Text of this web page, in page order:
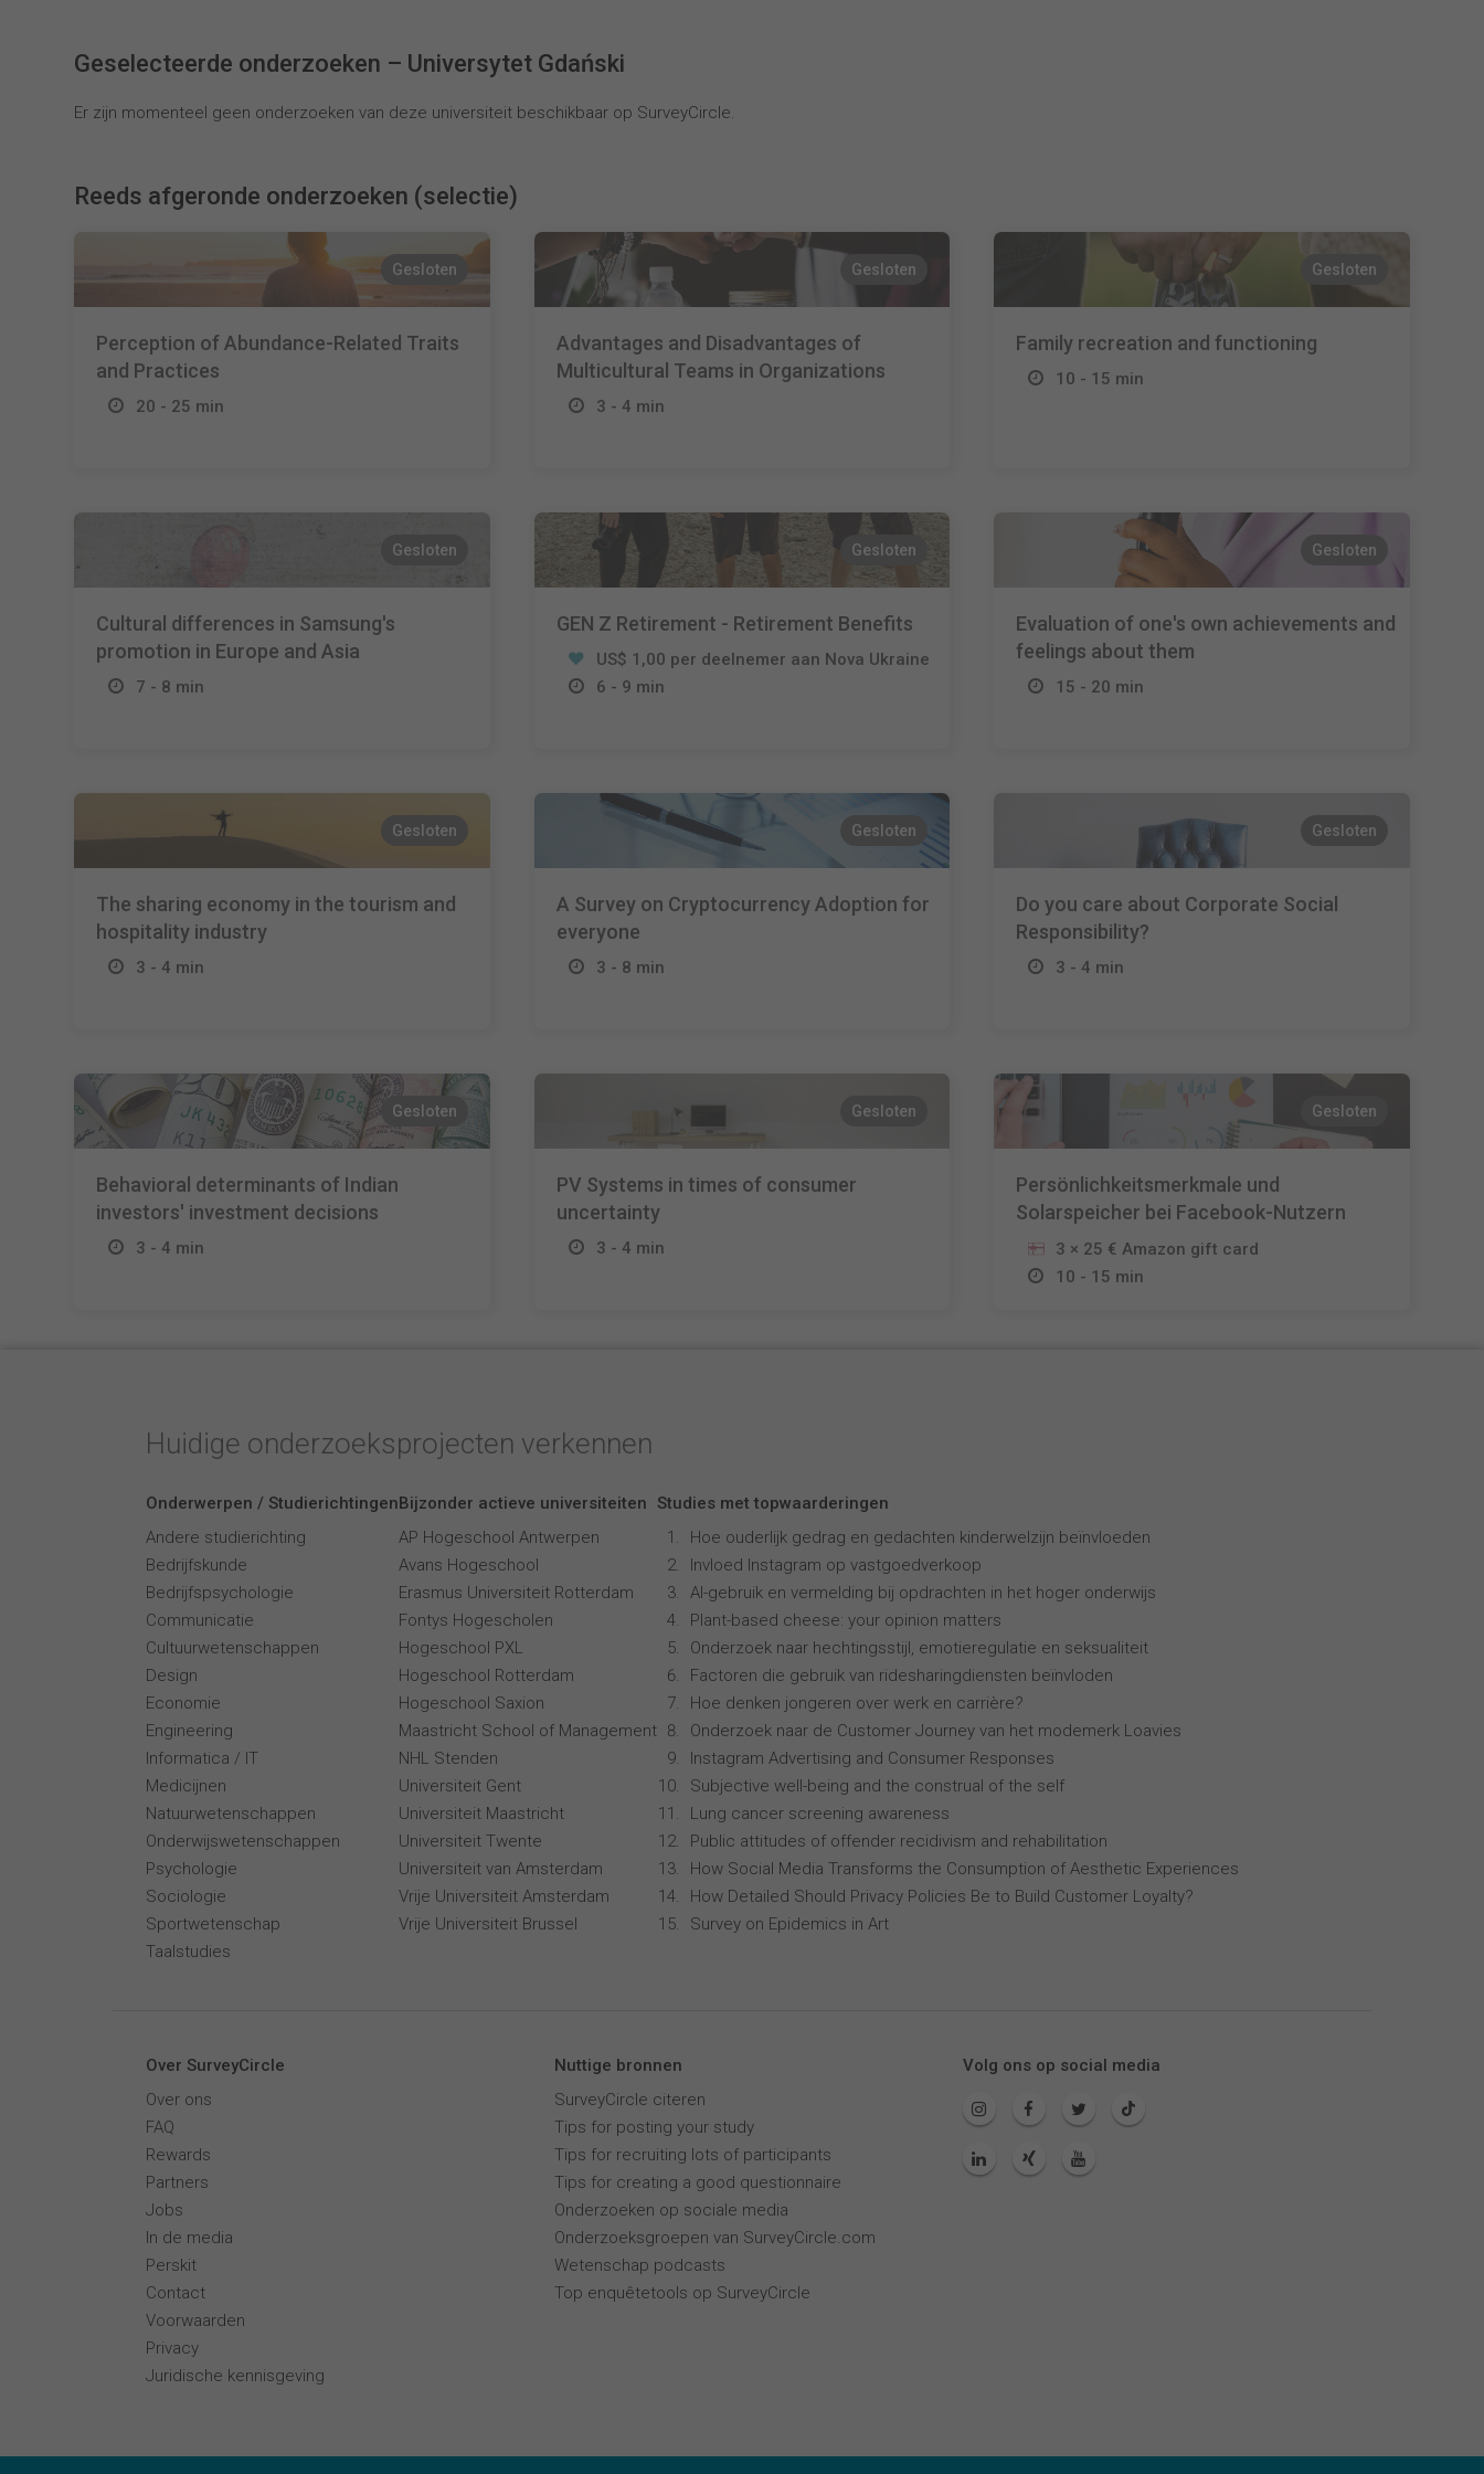
Geselecteerde onderzoeken – Universytet Gdański
Er zijn momenteel geen onderzoeken van deze universiteit beschikbaar op SurveyCircle.
Reeds afgeronde onderzoeken (selectie)
Gesloten
Perception of Abundance-Related Traits
and Practices
20 - 25 min
Gesloten
Advantages and Disadvantages of
Multicultural Teams in Organizations
3 - 4 min
Gesloten
Family recreation and functioning
10 - 15 min
Gesloten
Cultural differences in Samsung's
promotion in Europe and Asia
7 - 8 min
Gesloten
GEN Z Retirement - Retirement Benefits
US$ 1,00 per deelnemer aan Nova Ukraine
6 - 9 min
Gesloten
Evaluation of one's own achievements and
feelings about them
15 - 20 min
Gesloten
The sharing economy in the tourism and
hospitality industry
3 - 4 min
Gesloten
A Survey on Cryptocurrency Adoption for
everyone
3 - 8 min
Gesloten
Do you care about Corporate Social
Responsibility?
3 - 4 min
Gesloten
Behavioral determinants of Indian
investors' investment decisions
3 - 4 min
Gesloten
PV Systems in times of consumer
uncertainty
3 - 4 min
Gesloten
Persönlichkeitsmerkmale und
Solarspeicher bei Facebook-Nutzern
3 × 25 € Amazon gift card
10 - 15 min
Huidige onderzoeksprojecten verkennen
Onderwerpen / Studierichtingen
Andere studierichting
Bedrijfskunde
Bedrijfspsychologie
Communicatie
Cultuurwetenschappen
Design
Economie
Engineering
Informatica / IT
Medicijnen
Natuurwetenschappen
Onderwijswetenschappen
Psychologie
Sociologie
Sportwetenschap
Taalstudies
Bijzonder actieve universiteiten
AP Hogeschool Antwerpen
Avans Hogeschool
Erasmus Universiteit Rotterdam
Fontys Hogescholen
Hogeschool PXL
Hogeschool Rotterdam
Hogeschool Saxion
Maastricht School of Management
NHL Stenden
Universiteit Gent
Universiteit Maastricht
Universiteit Twente
Universiteit van Amsterdam
Vrije Universiteit Amsterdam
Vrije Universiteit Brussel
Studies met topwaarderingen
Hoe ouderlijk gedrag en gedachten kinderwelzijn beïnvloeden
Invloed Instagram op vastgoedverkoop
AI-gebruik en vermelding bij opdrachten in het hoger onderwijs
Plant-based cheese: your opinion matters
Onderzoek naar hechtingsstijl, emotieregulatie en seksualiteit
Factoren die gebruik van ridesharingdiensten beïnvloden
Hoe denken jongeren over werk en carrière?
Onderzoek naar de Customer Journey van het modemerk Loavies
Instagram Advertising and Consumer Responses
Subjective well-being and the construal of the self
Lung cancer screening awareness
Public attitudes of offender recidivism and rehabilitation
How Social Media Transforms the Consumption of Aesthetic Experiences
How Detailed Should Privacy Policies Be to Build Customer Loyalty?
Survey on Epidemics in Art
Over SurveyCircle
Over ons
FAQ
Rewards
Partners
Jobs
In de media
Perskit
Contact
Voorwaarden
Privacy
Juridische kennisgeving
Nuttige bronnen
SurveyCircle citeren
Tips for posting your study
Tips for recruiting lots of participants
Tips for creating a good questionnaire
Onderzoeken op sociale media
Onderzoeksgroepen van SurveyCircle.com
Wetenschap podcasts
Top enquêtetools op SurveyCircle
Volg ons op social media